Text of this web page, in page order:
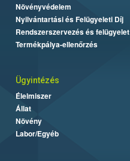
Növényvédelem
Nyilvántartási és Felügyeleti Díj
Rendszerszervezés és felügyelet
Termékpálya-ellenőrzés
Ügyintézés
Élelmiszer
Állat
Növény
Labor/Egyéb